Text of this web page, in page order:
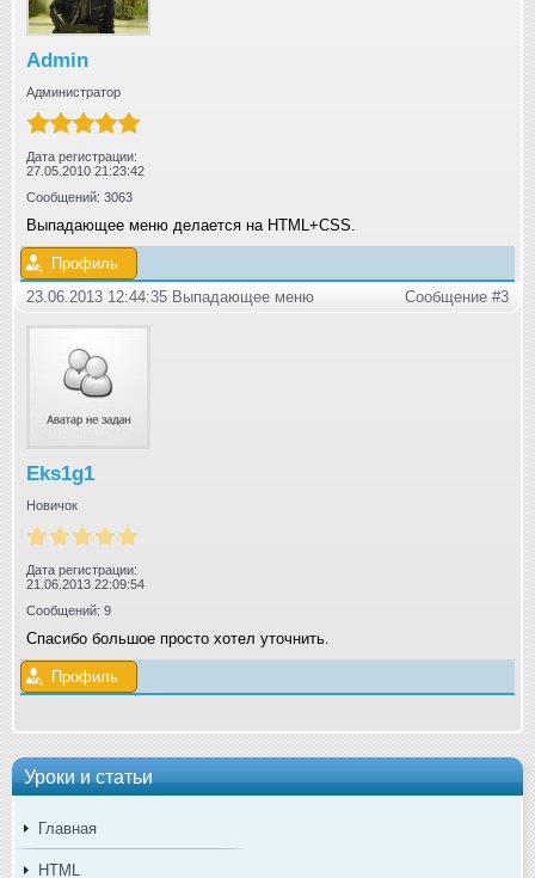
Уроки и статьи
Главная
HTML
Admin
Администратор
Дата регистрации:
27.05.2010 21:23:42
Сообщений: 3063
Выпадающее меню делается на HTML+CSS.
Профиль
23.06.2013 12:44:35 Выпадающее меню
Сообщение #3
Eks1g1
Новичок
Дата регистрации:
21.06.2013 22:09:54
Сообщений: 9
Спасибо большое просто хотел уточнить.
Профиль